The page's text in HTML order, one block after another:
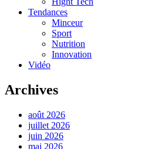
Tendances
Minceur
Sport
Nutrition
Innovation
Vidéo
Archives
août 2026
juillet 2026
juin 2026
mai 2026